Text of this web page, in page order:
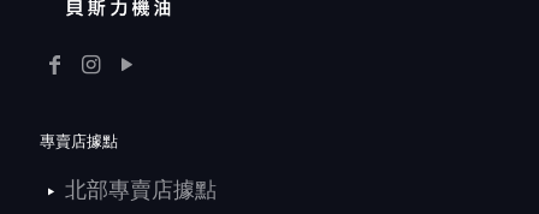
專賣店據點
北部專賣店據點